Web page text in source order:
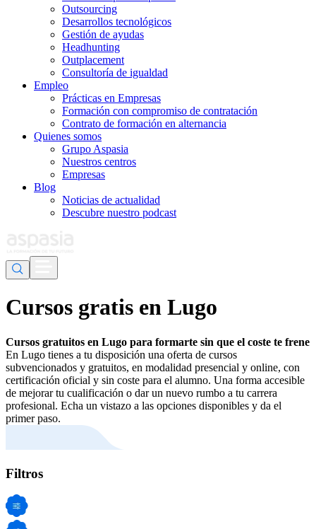
Outsourcing
Desarrollos tecnológicos
Gestión de ayudas
Headhunting
Outplacement
Consultoría de igualdad
Empleo
Prácticas en Empresas
Formación con compromiso de contratación
Contrato de formación en alternancia
Quienes somos
Grupo Aspasia
Nuestros centros
Empresas
Blog
Noticias de actualidad
Descubre nuestro podcast
Cursos gratis en Lugo
Cursos gratuitos en Lugo para formarte sin que el coste te frene
En Lugo tienes a tu disposición una oferta de cursos
subvencionados y gratuitos, en modalidad presencial y online, con
certificación oficial y sin coste para el alumno. Una forma accesible
de mejorar tu cualificación o dar un nuevo rumbo a tu carrera
profesional. Echa un vistazo a las opciones disponibles y da el
primer paso.
Filtros